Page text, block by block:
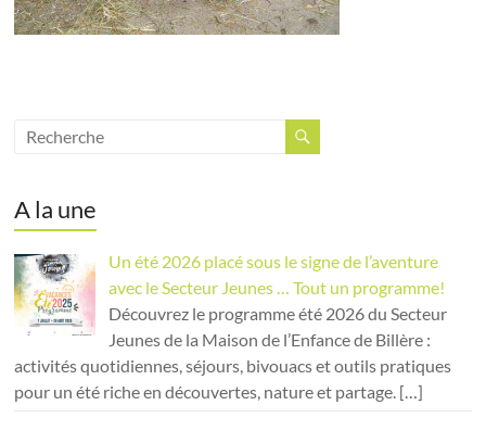
A la une
Un été 2026 placé sous le signe de l’aventure
avec le Secteur Jeunes … Tout un programme!
Découvrez le programme été 2026 du Secteur
Jeunes de la Maison de l’Enfance de Billère :
activités quotidiennes, séjours, bivouacs et outils pratiques
pour un été riche en découvertes, nature et partage. […]